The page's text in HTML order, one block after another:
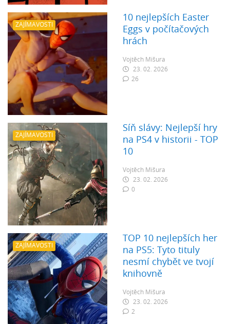
ZAJÍMAVOSTI
10 nejlepších Easter
Eggs v počítačových
hrách
Vojtěch Mišura
23. 02. 2026
26
ZAJÍMAVOSTI
Síň slávy: Nejlepší hry
na PS4 v historii - TOP
10
Vojtěch Mišura
23. 02. 2026
0
ZAJÍMAVOSTI
TOP 10 nejlepších her
na PS5: Tyto tituly
nesmí chybět ve tvojí
knihovně
Vojtěch Mišura
23. 02. 2026
2